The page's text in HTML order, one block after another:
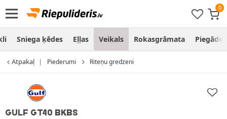
Sniega ķēdes Eļļas Veikals Rokasgrāmata Piegāde
Atpakaļ Piederumi Riteņu gredzeni
GULF GT40 BKBS